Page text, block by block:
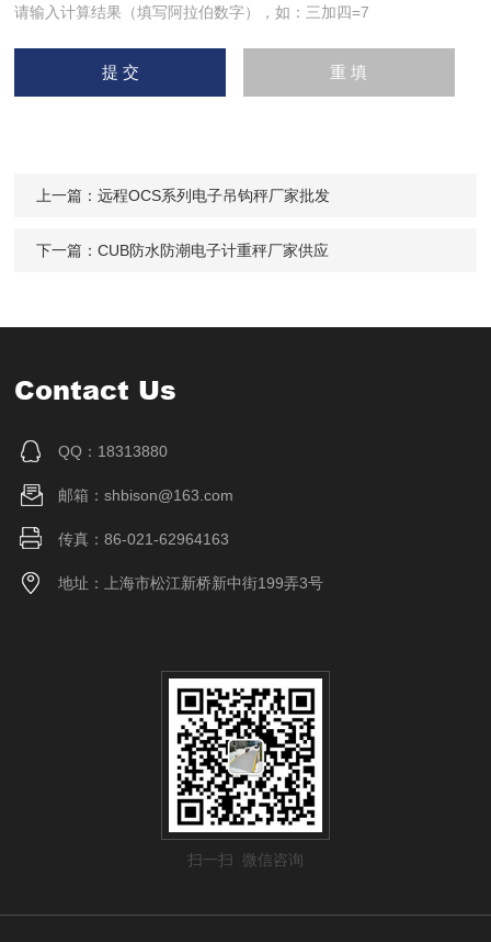
请输入计算结果（填写阿拉伯数字），如：三加四=7
上一篇：远程OCS系列电子吊钩秤厂家批发
下一篇：CUB防水防潮电子计重秤厂家供应
Contact Us
QQ：18313880
邮箱：shbison@163.com
传真：86-021-62964163
地址：上海市松江新桥新中街199弄3号
扫一扫 微信咨询